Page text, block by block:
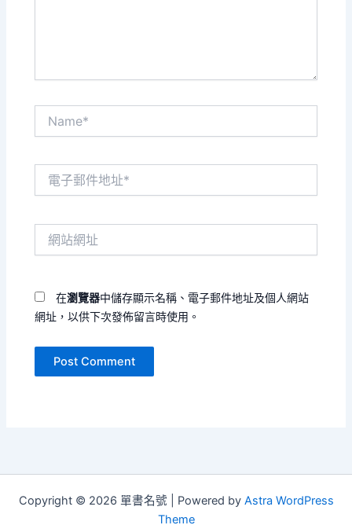
在瀏覽器中儲存顯示名稱、電子郵件地址及個人網站
網址，以供下次發佈留言時使用。
Copyright © 2026 單書名號 | Powered by Astra WordPress
Theme